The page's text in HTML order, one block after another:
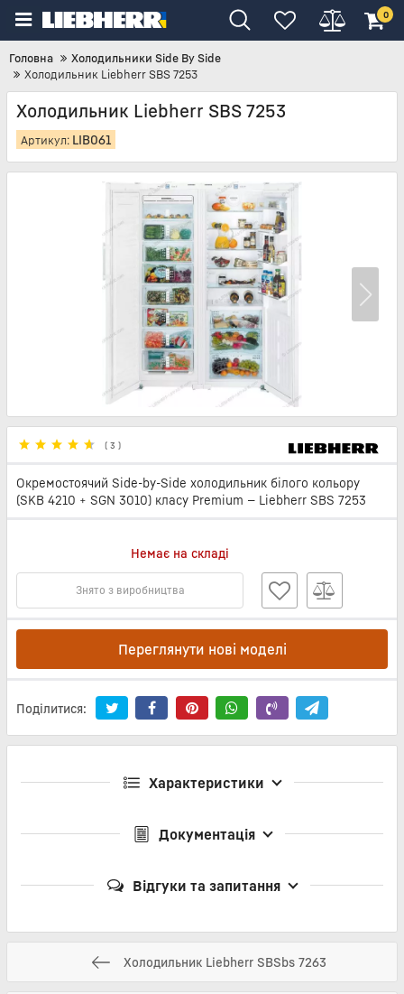
0
Головна
Холодильники Side By Side
Холодильник Liebherr SBS 7253
Холодильник Liebherr SBS 7253
Артикул: LIB061
( 3 )
Окремостоячий Side-by-Side холодильник білого кольору
(SKB 4210 + SGN 3010) класу Premium — Liebherr SBS 7253
Немає на складі
Знято з виробництва
Переглянути нові моделі
Поділитися:
Характеристики
Документація
Відгуки та запитання
Холодильник Liebherr SBSbs 7263